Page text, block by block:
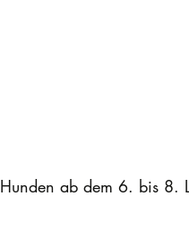
ab dem 6. bis 8.